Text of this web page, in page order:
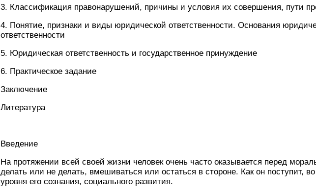
3. Классификация правонарушений, причины и условия их совершения, пути
4. Понятие, признаки и виды юридической ответственности. Основания
ответственности
5. Юридическая ответственность и государственное принуждение
6. Практическое задание
Заключение
Литература
Введение
На протяжении всей своей жизни человек очень часто оказывается перед
делать или не делать, вмешиваться или остаться в стороне. Как он поступит,
уровня его сознания, социального развития.